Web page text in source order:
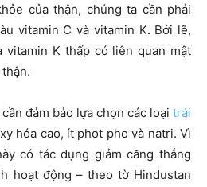
của thận, chúng ta cần phải
vitamin C và vitamin K. Bởi lẽ,
vitamin K thấp có liên quan mật
đảm bảo lựa chọn các loại trái
hóa cao, ít phot pho và natri. Vì
có tác dụng giảm căng thẳng
hoạt động – theo tờ Hindustan